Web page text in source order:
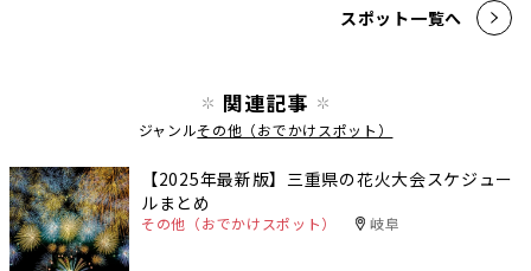
スポット一覧へ
関連記事
ジャンルその他（おでかけスポット）
【2025年最新版】三重県の花火大会スケジュー
ルまとめ
その他（おでかけスポット） 岐阜